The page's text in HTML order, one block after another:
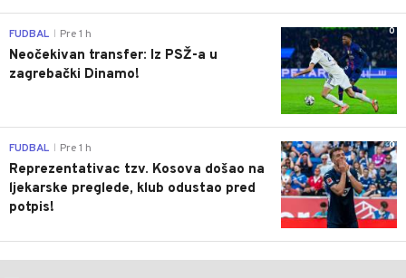
0
FUDBAL Pre 1 h
Neočekivan transfer: Iz PSŽ-a u
zagrebački Dinamo!
0
FUDBAL Pre 1 h
Reprezentativac tzv. Kosova došao na
ljekarske preglede, klub odustao pred
potpis!